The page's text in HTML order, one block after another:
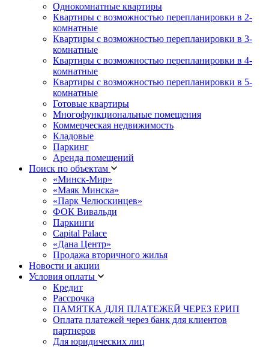
Однокомнатные квартиры
Квартиры с возможностью перепланировки в 2-
комнатные
Квартиры с возможностью перепланировки в 3-
комнатные
Квартиры с возможностью перепланировки в 4-
комнатные
Квартиры с возможностью перепланировки в 5-
комнатные
Готовые квартиры
Многофункциональные помещения
Коммерческая недвижимость
Кладовые
Паркинг
Аренда помещений
Поиск по объектам
«Минск-Мир»
«Маяк Минска»
«Парк Челюскинцев»
ФОК Вивальди
Паркинги
Capital Palace
«Дана Центр»
Продажа вторичного жилья
Новости и акции
Условия оплаты
Кредит
Рассрочка
ПАМЯТКА ДЛЯ ПЛАТЕЖЕЙ ЧЕРЕЗ ЕРИП
Оплата платежей через банк для клиентов
партнеров
Для юридических лиц